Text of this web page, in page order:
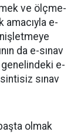
ve ölçme-
amacıyla e-
da e-sınav
genelindeki e-
sınav
olmak